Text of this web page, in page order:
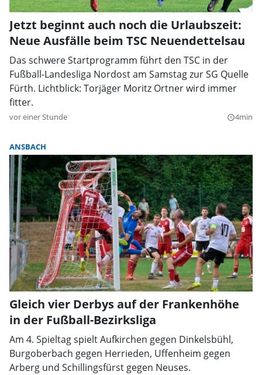
Jetzt beginnt auch noch die Urlaubszeit:
Neue Ausfälle beim TSC Neuendettelsau
Das schwere Startprogramm führt den TSC in der
Fußball-Landesliga Nordost am Samstag zur SG Quelle
Fürth. Lichtblick: Torjäger Moritz Ortner wird immer
fitter.
vor einer Stunde query_builder4min
ANSBACH
Gleich vier Derbys auf der Frankenhöhe
in der Fußball-Bezirksliga
Am 4. Spieltag spielt Aufkirchen gegen Dinkelsbühl,
Burgoberbach gegen Herrieden, Uffenheim gegen
Arberg und Schillingsfürst gegen Neuses.